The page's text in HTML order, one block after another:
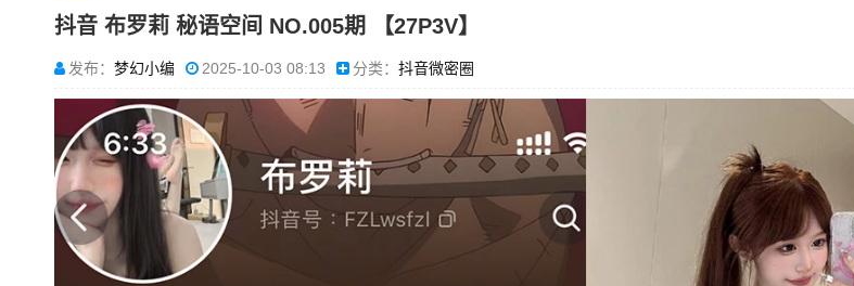
抖音 布罗莉 秘语空间 NO.005期 【27P3V】
发布： 梦幻小编 2025-10-03 08:13 分类： 抖音微密圈